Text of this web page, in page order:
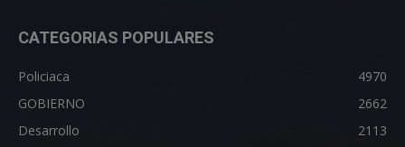
CATEGORIAS POPULARES
Policiaca
4970
GOBIERNO
2662
Desarrollo
2113